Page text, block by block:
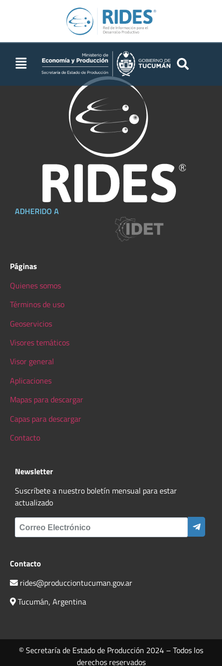
ADHERIDO A
Páginas
Quienes somos
Términos de uso
Geoservicios
Visores temáticos
Visor general
Aplicaciones
Mapas para descargar
Capas para descargar
Contacto
Newsletter
Suscríbete a nuestro boletín mensual para estar
actualizado
Contacto
rides@producciontucuman.gov.ar
Tucumán, Argentina
© Secretaría de Estado de Producción 2024 – Todos los
derechos reservados